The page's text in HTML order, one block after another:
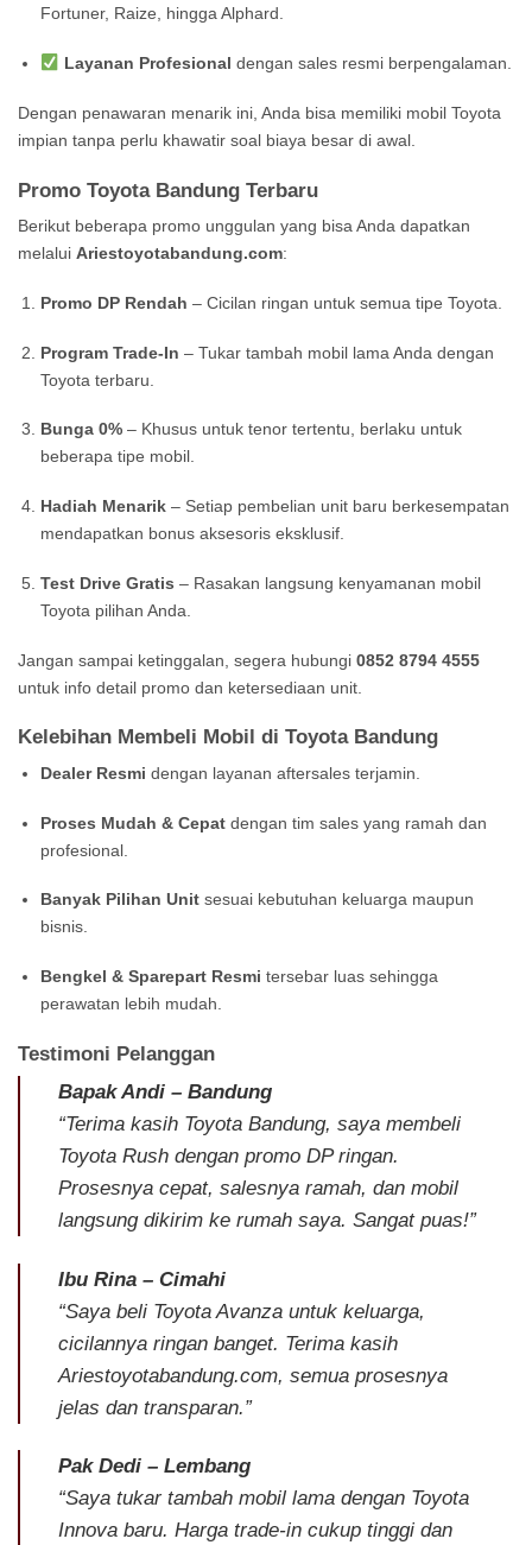
Fortuner, Raize, hingga Alphard.
Layanan Profesional dengan sales resmi berpengalaman.
Dengan penawaran menarik ini, Anda bisa memiliki mobil Toyota
impian tanpa perlu khawatir soal biaya besar di awal.
Promo Toyota Bandung Terbaru
Berikut beberapa promo unggulan yang bisa Anda dapatkan
melalui Ariestoyotabandung.com:
Promo DP Rendah – Cicilan ringan untuk semua tipe Toyota.
Program Trade-In – Tukar tambah mobil lama Anda dengan
Toyota terbaru.
Bunga 0%– Khusus untuk tenor tertentu, berlaku untuk
beberapa tipe mobil.
Hadiah Menarik– Setiap pembelian unit baru berkesempatan
mendapatkan bonus aksesoris eksklusif.
Test Drive Gratis – Rasakan langsung kenyamanan mobil
Toyota pilihan Anda.
Jangan sampai ketinggalan, segera hubungi 0852 8794 4555
untuk info detail promo dan ketersediaan unit.
Kelebihan Membeli Mobil di Toyota Bandung
Dealer Resmi dengan layanan aftersales terjamin.
Proses Mudah & Cepatdengan tim sales yang ramah dan
profesional.
Banyak Pilihan Unitsesuai kebutuhan keluarga maupun
bisnis.
Bengkel & Sparepart Resmi tersebar luas sehingga
perawatan lebih mudah.
Testimoni Pelanggan
Bapak Andi – Bandung
“Terima kasih Toyota Bandung, saya membeli
Toyota Rush dengan promo DP ringan.
Prosesnya cepat, salesnya ramah, dan mobil
langsung dikirim ke rumah saya. Sangat puas!”
Ibu Rina – Cimahi
“Saya beli Toyota Avanza untuk keluarga,
cicilannya ringan banget. Terima kasih
Ariestoyotabandung.com, semua prosesnya
jelas dan transparan.”
Pak Dedi – Lembang
“Saya tukar tambah mobil lama dengan Toyota
Innova baru. Harga trade-in cukup tinggi dan